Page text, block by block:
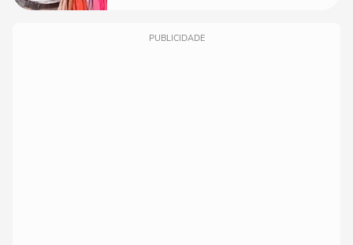
PUBLICIDADE